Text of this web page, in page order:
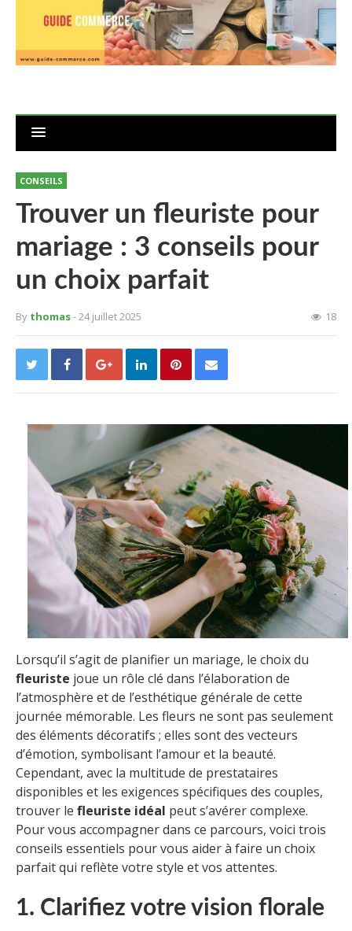
CONSEILS
Trouver un fleuriste pour
mariage : 3 conseils pour
un choix parfait
By thomas- 24 juillet 2025 18
Lorsqu’il s’agit de planifier un mariage, le choix du
fleuriste joue un rôle clé dans l’élaboration de
l’atmosphère et de l’esthétique générale de cette
journée mémorable. Les fleurs ne sont pas seulement
des éléments décoratifs ; elles sont des vecteurs
d’émotion, symbolisant l’amour et la beauté.
Cependant, avec la multitude de prestataires
disponibles et les exigences spécifiques des couples,
trouver le fleuriste idéal peut s’avérer complexe.
Pour vous accompagner dans ce parcours, voici trois
conseils essentiels pour vous aider à faire un choix
parfait qui reflète votre style et vos attentes.
1. Clarifiez votre vision florale